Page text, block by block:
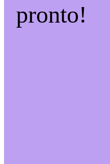
pronto!